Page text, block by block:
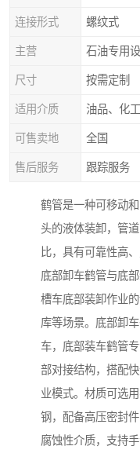
连接形式 螺纹式
主营 石油专用
尺寸 按需定制
适用介质 油品、化
可售卖地 全国
售后服务 跟踪服务
鹤管是一种可移动
头的液体装卸，管
比，具有可靠性高
底部卸车鹤管与底
槽车底部装卸作业
库等场景。底部卸
车，底部装车鹤管
部对接结构，搭配
业模式。材质可选
钢，配备高压密封
腐蚀性介质，支持